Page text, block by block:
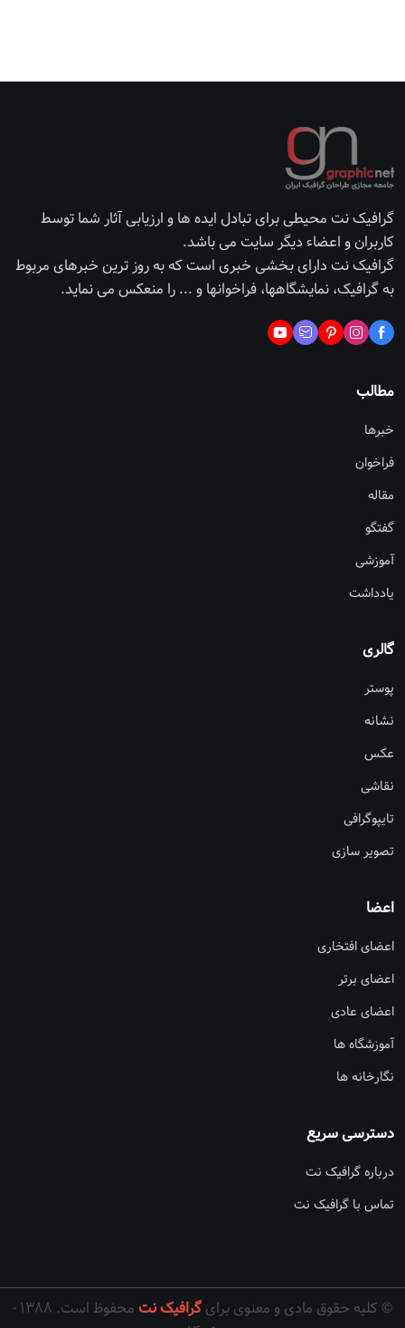
گرافیک نت محیطی برای تبادل ایده ها و ارزیابی آثار شما توسط
کاربران و اعضاء دیگر سایت می باشد.
گرافیک نت دارای بخشی خبری است که به روز ترین خبرهای مربوط
به گرافیک، نمایشگاهها، فراخوانها و ... را منعکس می نماید.
مطالب
خبرها
فراخوان
مقاله
گفتگو
آموزشی
یادداشت
گالری
پوستر
نشانه
عکس
نقاشی
تایپوگرافی
تصویر سازی
اعضا
اعضای افتخاری
اعضای برتر
اعضای عادی
آموزشگاه ها
نگارخانه ها
دسترسی سریع
درباره گرافیک نت
تماس با گرافیک نت
© کلیه حقوق مادی و معنوی برایگرافیک نت
محفوظ است. ۱۳۸۸ -